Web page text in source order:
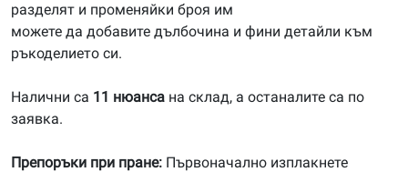
разделят и променяйки броя им
можете да добавите дълбочина и фини детайли към
ръкоделието си.
Налични са 11 нюанса на склад, а останалите са по
заявка.
Препоръки при пране: Първоначално изплакнете